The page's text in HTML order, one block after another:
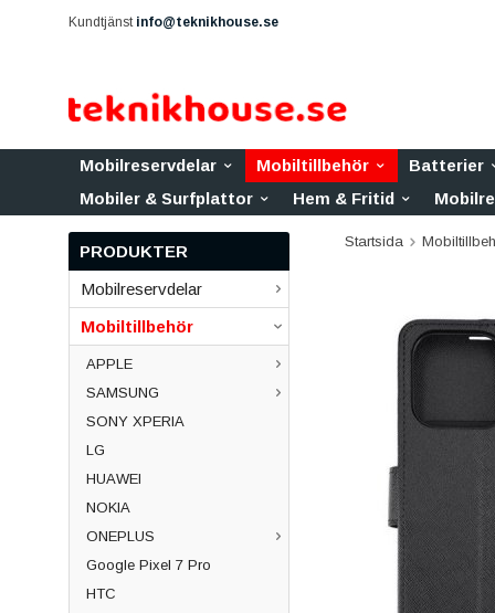
Kundtjänst info@teknikhouse.se
Mobilreservdelar Mobiltillbehör Batterier
Mobiler & Surfplattor
Hem & Fritid
PRODUKTER
Mobilreservdelar
Mobiltillbehör
APPLE
SAMSUNG
SONY XPERIA
LG
HUAWEI
NOKIA
ONEPLUS
Google Pixel 7 Pro
HTC
Startsida